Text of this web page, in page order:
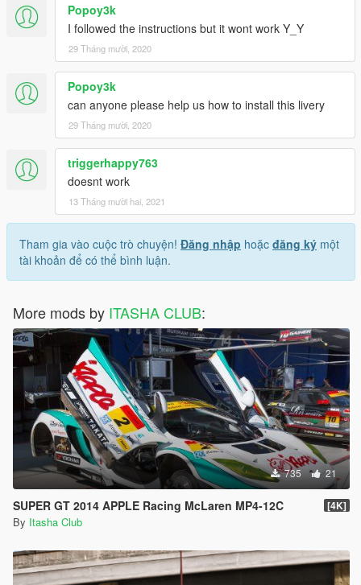
Popoy3k
I followed the instructions but it wont work Y_Y
29 Tháng mười, 2020
Popoy3k
can anyone please help us how to install this livery
29 Tháng mười, 2020
triggerhappy763
doesnt work
13 Tháng mười hai, 2021
Tham gia vào cuộc trò chuyện! Đăng nhập hoặc đăng ký một
tài khoản để có thể bình luận.
More mods by ITASHA CLUB:
735 21
SUPER GT 2014 APPLE Racing McLaren MP4-12C [4K]
By Itasha Club